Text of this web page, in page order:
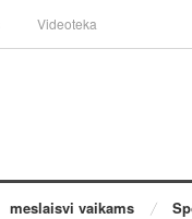
Videoteka
meslaisvi vaikams